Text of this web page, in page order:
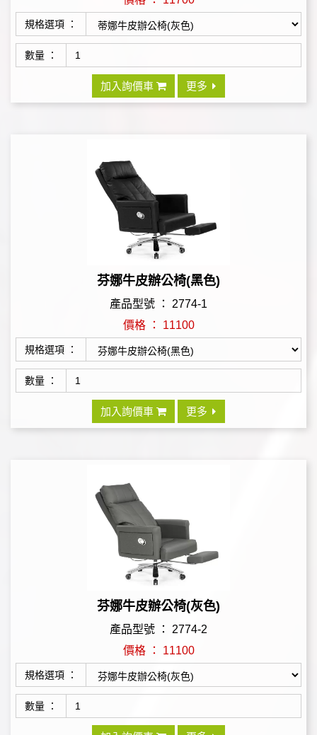
規格選項 ：
數量 ：
加入詢價車 更多
芬娜牛皮辦公椅(黑色)
產品型號 ： 2774-1
價格 ： 11100
規格選項 ：
數量 ：
加入詢價車 更多
芬娜牛皮辦公椅(灰色)
產品型號 ： 2774-2
價格 ： 11100
規格選項 ：
數量 ：